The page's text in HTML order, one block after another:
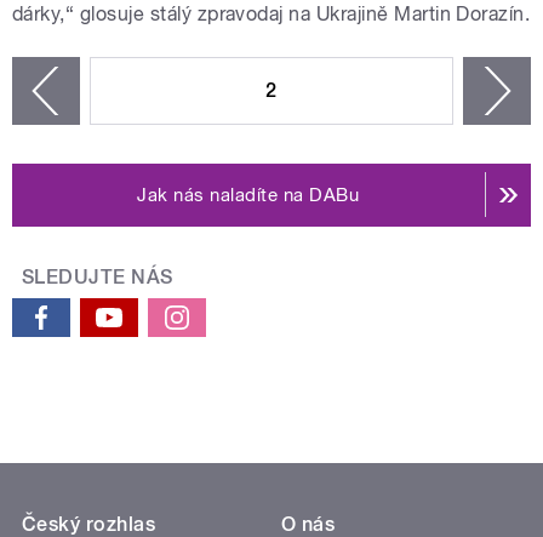
dárky,“ glosuje stálý zpravodaj na Ukrajině Martin Dorazín.
2
Jak nás naladíte na DABu
SLEDUJTE NÁS
Český rozhlas
O nás